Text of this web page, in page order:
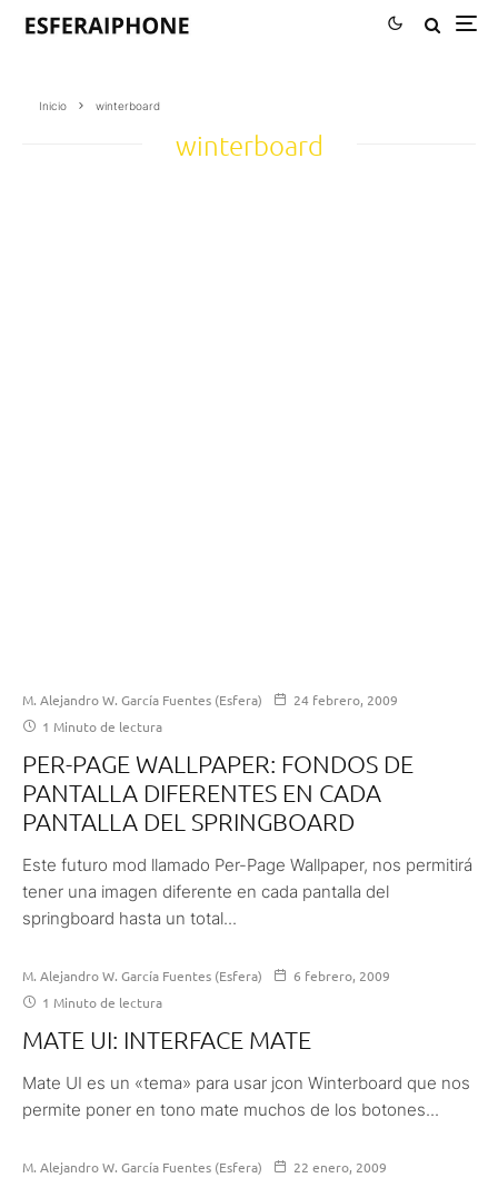
Inicio winterboard
winterboard
M. Alejandro W. García Fuentes (Esfera)
24 febrero, 2009
1 Minuto de lectura
PER-PAGE WALLPAPER: FONDOS DE
PANTALLA DIFERENTES EN CADA
PANTALLA DEL SPRINGBOARD
Este futuro mod llamado Per-Page Wallpaper, nos permitirá
tener una imagen diferente en cada pantalla del
springboard hasta un total...
M. Alejandro W. García Fuentes (Esfera)
6 febrero, 2009
1 Minuto de lectura
MATE UI: INTERFACE MATE
Mate UI es un «tema» para usar jcon Winterboard que nos
permite poner en tono mate muchos de los botones...
M. Alejandro W. García Fuentes (Esfera)
22 enero, 2009